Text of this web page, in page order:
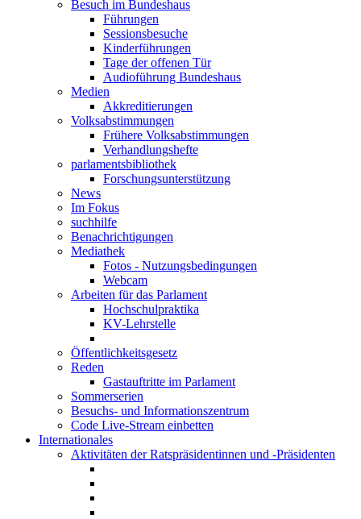
Besuch im Bundeshaus
Führungen
Sessionsbesuche
Kinderführungen
Tage der offenen Tür
Audioführung Bundeshaus
Medien
Akkreditierungen
Volksabstimmungen
Frühere Volksabstimmungen
Verhandlungshefte
parlamentsbibliothek
Forschungsunterstützung
News
Im Fokus
suchhilfe
Benachrichtigungen
Mediathek
Fotos - Nutzungsbedingungen
Webcam
Arbeiten für das Parlament
Hochschulpraktika
KV-Lehrstelle
Öffentlichkeitsgesetz
Reden
Gastauftritte im Parlament
Sommerserien
Besuchs- und Informationszentrum
Code Live-Stream einbetten
Internationales
Aktivitäten der Ratspräsidentinnen und -Präsidenten